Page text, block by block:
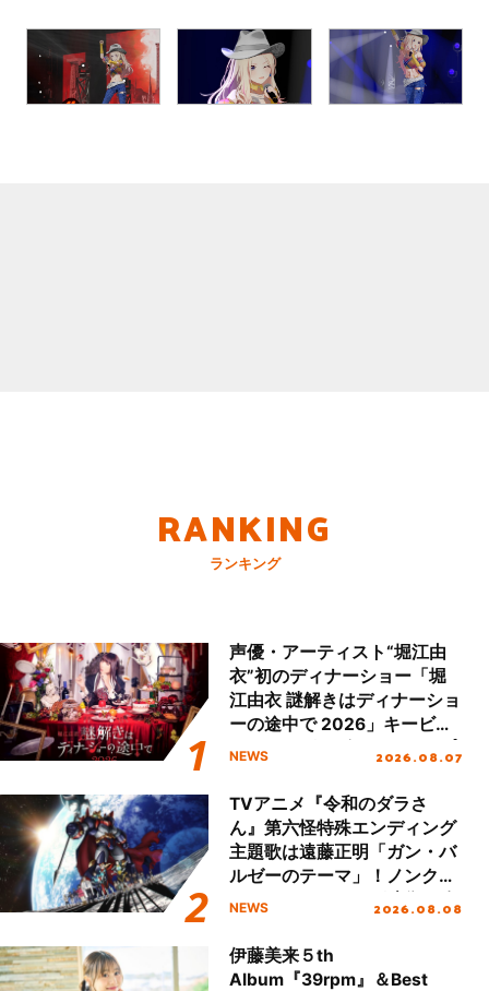
RANKING
ランキング
声優・アーティスト“堀江由
衣”初のディナーショー「堀
江由衣 謎解きはディナーショ
ーの途中で 2026」キービジ
ュアル＆グッズラインナップ
NEWS 2026.08.07
TVアニメ『令和のダラさ
ん』第六怪特殊エンディング
主題歌は遠藤正明「ガン・バ
ルゼーのテーマ」！ノンクレ
ジットエンディング映像も公
NEWS 2026.08.08
伊藤美来５th
Album『39rpm』＆Best